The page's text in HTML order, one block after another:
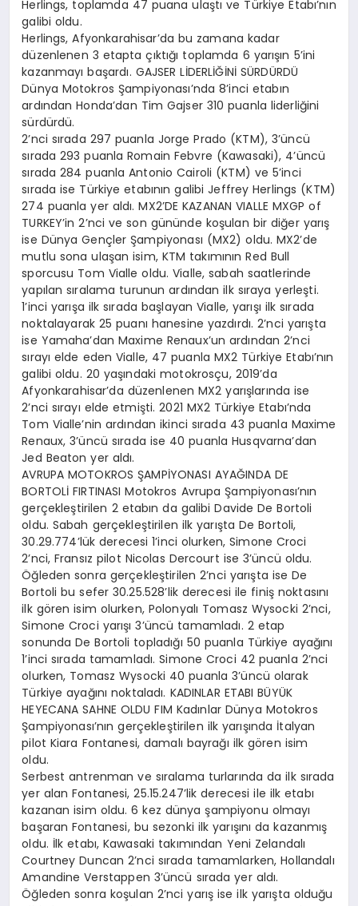
Herlings, toplamda 47 puana ulaştı ve Türkiye Etabı’nın
galibi oldu.
Herlings, Afyonkarahisar’da bu zamana kadar
düzenlenen 3 etapta çıktığı toplamda 6 yarışın 5’ini
kazanmayı başardı. GAJSER LİDERLİĞİNİ SÜRDÜRDÜ
Dünya Motokros Şampiyonası’nda 8’inci etabın
ardından Honda’dan Tim Gajser 310 puanla liderliğini
sürdürdü.
2’nci sırada 297 puanla Jorge Prado (KTM), 3’üncü
sırada 293 puanla Romain Febvre (Kawasaki), 4’üncü
sırada 284 puanla Antonio Cairoli (KTM) ve 5’inci
sırada ise Türkiye etabının galibi Jeffrey Herlings (KTM)
274 puanla yer aldı. MX2’DE KAZANAN VIALLE MXGP of
TURKEY’in 2’nci ve son gününde koşulan bir diğer yarış
ise Dünya Gençler Şampiyonası (MX2) oldu. MX2’de
mutlu sona ulaşan isim, KTM takımının Red Bull
sporcusu Tom Vialle oldu. Vialle, sabah saatlerinde
yapılan sıralama turunun ardından ilk sıraya yerleşti.
1’inci yarışa ilk sırada başlayan Vialle, yarışı ilk sırada
noktalayarak 25 puanı hanesine yazdırdı. 2’nci yarışta
ise Yamaha’dan Maxime Renaux’un ardından 2’nci
sırayı elde eden Vialle, 47 puanla MX2 Türkiye Etabı’nın
galibi oldu. 20 yaşındaki motokrosçu, 2019’da
Afyonkarahisar’da düzenlenen MX2 yarışlarında ise
2’nci sırayı elde etmişti. 2021 MX2 Türkiye Etabı’nda
Tom Vialle’nin ardından ikinci sırada 43 puanla Maxime
Renaux, 3’üncü sırada ise 40 puanla Husqvarna’dan
Jed Beaton yer aldı.
AVRUPA MOTOKROS ŞAMPİYONASI AYAĞINDA DE
BORTOLİ FIRTINASI Motokros Avrupa Şampiyonası’nın
gerçekleştirilen 2 etabın da galibi Davide De Bortoli
oldu. Sabah gerçekleştirilen ilk yarışta De Bortoli,
30.29.774’lük derecesi 1’inci olurken, Simone Croci
2’nci, Fransız pilot Nicolas Dercourt ise 3’üncü oldu.
Öğleden sonra gerçekleştirilen 2’nci yarışta ise De
Bortoli bu sefer 30.25.528’lik derecesi ile finiş noktasını
ilk gören isim olurken, Polonyalı Tomasz Wysocki 2’nci,
Simone Croci yarışı 3’üncü tamamladı. 2 etap
sonunda De Bortoli topladığı 50 puanla Türkiye ayağını
1’inci sırada tamamladı. Simone Croci 42 puanla 2’nci
olurken, Tomasz Wysocki 40 puanla 3’üncü olarak
Türkiye ayağını noktaladı. KADINLAR ETABI BÜYÜK
HEYECANA SAHNE OLDU FIM Kadınlar Dünya Motokros
Şampiyonası’nın gerçekleştirilen ilk yarışında İtalyan
pilot Kiara Fontanesi, damalı bayrağı ilk gören isim
oldu.
Serbest antrenman ve sıralama turlarında da ilk sırada
yer alan Fontanesi, 25.15.247’lik derecesi ile ilk etabı
kazanan isim oldu. 6 kez dünya şampiyonu olmayı
başaran Fontanesi, bu sezonki ilk yarışını da kazanmış
oldu. İlk etabı, Kawasaki takımından Yeni Zelandalı
Courtney Duncan 2’nci sırada tamamlarken, Hollandalı
Amandine Verstappen 3’üncü sırada yer aldı.
Öğleden sonra koşulan 2’nci yarış ise ilk yarışta olduğu